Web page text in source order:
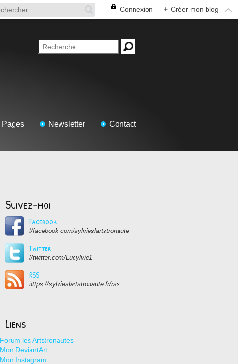
Connexion + Créer mon blog
Pages Newsletter Contact
Suivez-moi
Facebook
//facebook.com/sylvieslartstronaute
Twitter
//twitter.com/Lucylvie1
RSS
https://sylvieslartstronaute.fr/rss
Liens
Forum les Artstronautes
Mon DeviantArt
Mon Instagram